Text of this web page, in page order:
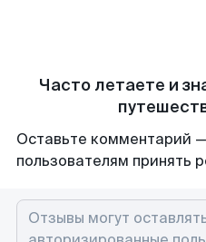
Часто летаете и
Оставьте комментарий
пользователям принять